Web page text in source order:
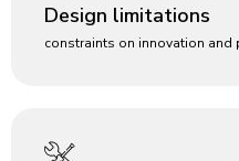
Design limitations
constraints on innovation